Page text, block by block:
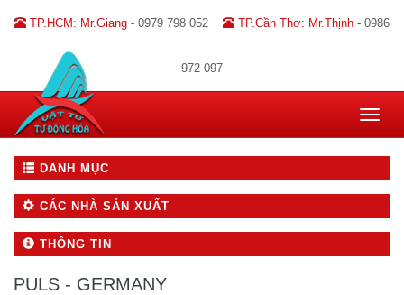
TP.HCM: Mr.Giang - 0979 798 052 TP.Cần Thơ: Mr.Thịnh - 0986
972 097
Toggle
DANH MỤC
CÁC NHÀ SẢN XUẤT
THÔNG TIN
PULS - GERMANY